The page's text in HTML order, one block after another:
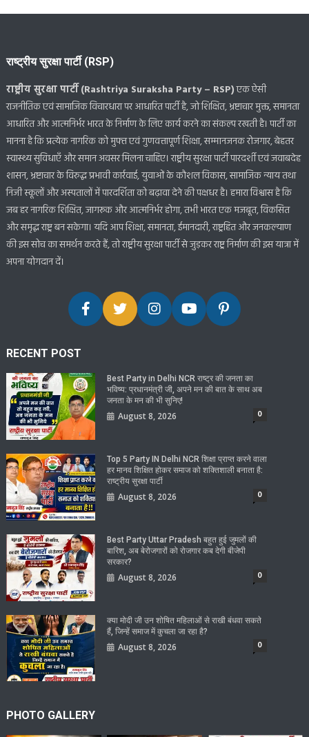
राष्ट्रीय सुरक्षा पार्टी (RSP)
राष्ट्रीय सुरक्षा पार्टी (Rashtriya Suraksha Party – RSP)एक ऐसी
राजनीतिक एवं सामाजिक विचारधारा पर आधारित पार्टी है, जो शिक्षित, भ्रष्टाचार मुक्त, समानता
आधारित और आत्मनिर्भर भारत के निर्माण के लिए कार्य करने का संकल्प रखती है। पार्टी का
मानना है कि प्रत्येक नागरिक को मुफ्त एवं गुणवत्तापूर्ण शिक्षा, सम्मानजनक रोजगार, बेहतर
स्वास्थ्य सुविधाएँ और समान अवसर मिलना चाहिए। राष्ट्रीय सुरक्षा पार्टी पारदर्शी एवं जवाबदेह
शासन, भ्रष्टाचार के विरुद्ध प्रभावी कार्रवाई, युवाओं के कौशल विकास, सामाजिक न्याय तथा
निजी स्कूलों और अस्पतालों में पारदर्शिता को बढ़ावा देने की पक्षधर है। हमारा विश्वास है कि
जब हर नागरिक शिक्षित, जागरूक और आत्मनिर्भर होगा, तभी भारत एक मजबूत, विकसित
और समृद्ध राष्ट्र बन सकेगा। यदि आप शिक्षा, समानता, ईमानदारी, राष्ट्रहित और जनकल्याण
की इस सोच का समर्थन करते हैं, तो राष्ट्रीय सुरक्षा पार्टी से जुड़कर राष्ट्र निर्माण की इस यात्रा में
अपना योगदान दें।
RECENT POST
Best Party in Delhi NCR राष्ट्र की जनता का
भविष्य: प्रधानमंत्री जी, अपने मन की बात के साथ अब
जनता के मन की भी सुनिए!
August 8, 2026 0
Top 5 Party IN Delhi NCR शिक्षा प्राप्त करने वाला
हर मानव शिक्षित होकर समाज को शक्तिशाली बनाता है:
राष्ट्रीय सुरक्षा पार्टी
August 8, 2026 0
Best Party Uttar Pradesh बहुत हुई जुमलों की
बारिश, अब बेरोजगारों को रोजगार कब देगी बीजेपी
सरकार?
August 8, 2026 0
क्या मोदी जी उन शोषित महिलाओं से राखी बंधवा सकते
हैं, जिन्हें समाज में कुचला जा रहा है?
August 8, 2026 0
PHOTO GALLERY